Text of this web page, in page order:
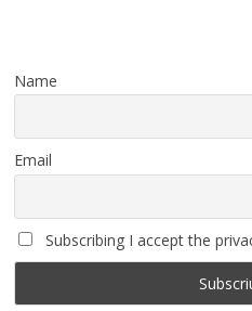
Name
Email
Subscribing I accept the